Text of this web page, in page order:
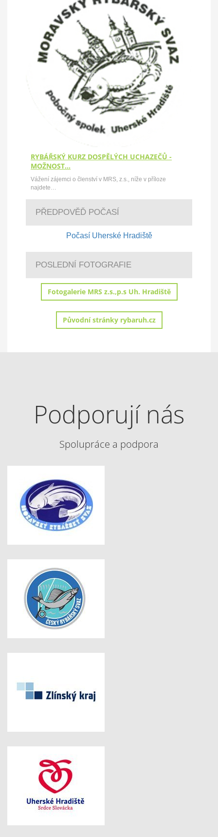
RYBÁŘSKÝ KURZ DOSPĚLÝCH UCHAZEČŮ -
MOŽNOST…
Vážení zájemci o členství v MRS, z.s., níže v příloze
najdete…
PŘEDPOVĚĎ POČASÍ
Počasí Uherské Hradiště
POSLEDNÍ FOTOGRAFIE
Fotogalerie MRS z.s.,p.s Uh. Hradiště
Původní stránky rybaruh.cz
Podporují nás
Spolupráce a podpora